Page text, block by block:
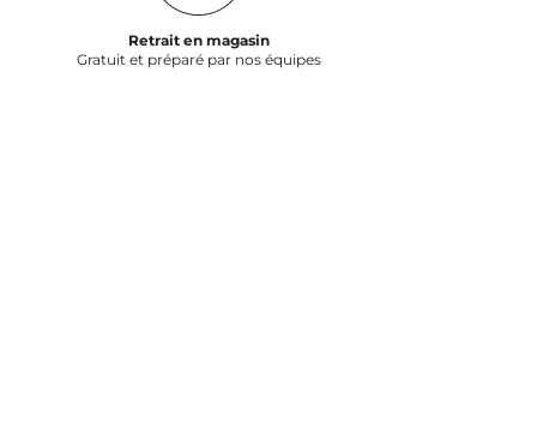
Retrait en magasin
Gratuit et préparé par nos équipes